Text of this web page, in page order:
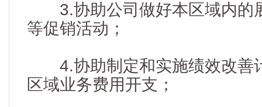
3.协助公司做好本区域内的
等促销活动；
4.协助制定和实施绩效改善
区域业务费用开支；